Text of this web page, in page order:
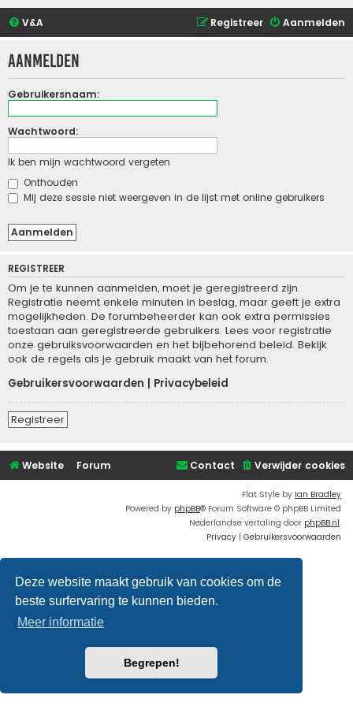
Deze website maakt gebruik van cookies om de
beste surfervaring te kunnen bieden.
Meer informatie
Begrepen!
V&A Aanmelden
Registreer
Aanmelden
Gebruikersnaam:
Wachtwoord:
Ik ben mijn wachtwoord vergeten
Onthouden
Mij deze sessie niet weergeven in de lijst met online gebruikers
REGISTREER
Om je te kunnen aanmelden, moet je geregistreerd zijn.
Registratie neemt enkele minuten in beslag, maar geeft je extra
mogelijkheden. De forumbeheerder kan ook extra permissies
toestaan aan geregistreerde gebruikers. Lees voor registratie
onze gebruiksvoorwaarden en het bijbehorend beleid. Bekijk
ook de regels als je gebruik maakt van het forum.
Gebruikersvoorwaarden
Privacybeleid
Registreer
Website Forum Verwijder cookies
Contact
Flat Style by Ian Bradley
Powered by phpBB® Forum Software © phpBB Limited
Nederlandse vertaling door phpBB.nl.
Privacy | Gebruikersvoorwaarden